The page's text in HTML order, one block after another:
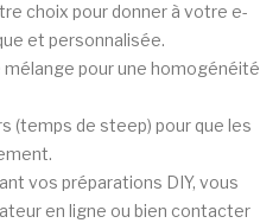
choix pour donner à votre e-
et personnalisée.
pour une homogénéité
(temps de steep) pour que les
vos préparations DIY, vous
en ligne ou bien contacter